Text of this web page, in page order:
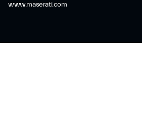
www.maserati.com